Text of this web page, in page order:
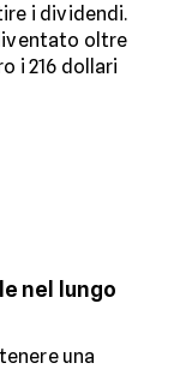
i dividendi.
oltre
i 216 dollari
nel lungo
una